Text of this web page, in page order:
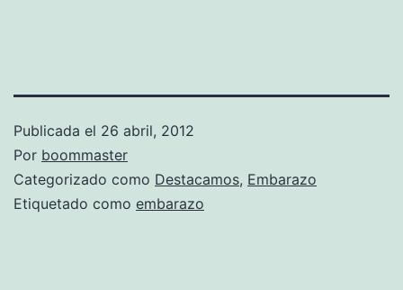
Publicada el 26 abril, 2012
Por boommaster
Categorizado como Destacamos, Embarazo
Etiquetado como embarazo